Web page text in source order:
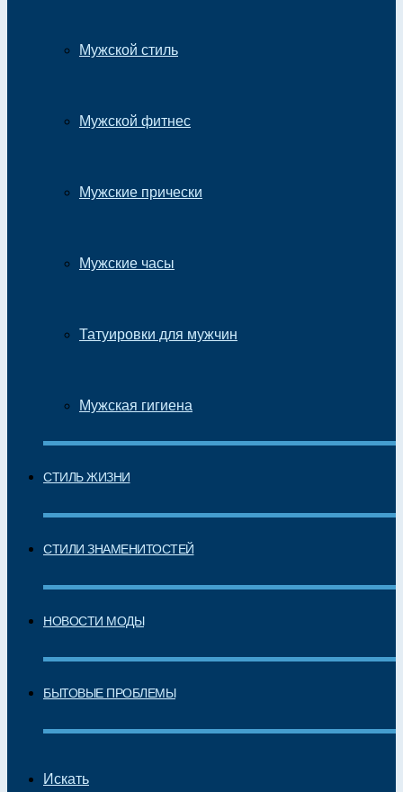
Мужской стиль
Мужской фитнес
Мужские прически
Мужские часы
Татуировки для мужчин
Мужская гигиена
СТИЛЬ ЖИЗНИ
СТИЛИ ЗНАМЕНИТОСТЕЙ
НОВОСТИ МОДЫ
БЫТОВЫЕ ПРОБЛЕМЫ
Искать